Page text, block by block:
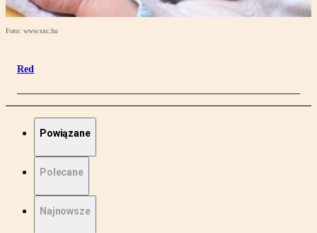
Foto: www.sxc.hu
Red
Powiązane
Polecane
Najnowsze